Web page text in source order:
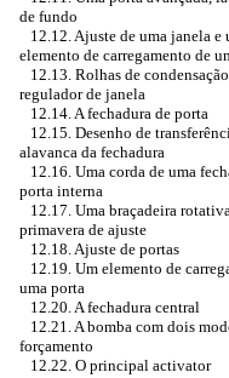
de fundo
12.12. Ajuste de uma janela e
elemento de carregamento de
12.13. Rolhas de
regulador de janela
12.14. A fechadura de porta
12.15. Desenho de
alavanca da fechadura
12.16. Uma corda de uma
porta interna
12.17. Uma braçadeira
primavera de ajuste
12.18. Ajuste de portas
12.19. Um elemento de
uma porta
12.20. A fechadura central
12.21. A bomba com dois
forçamento
12.22. O principal activator